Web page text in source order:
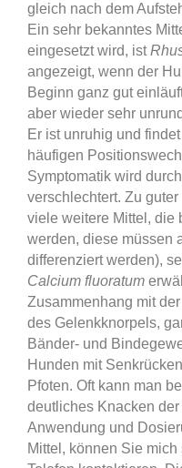
gleich nach dem
Ein sehr bekanntes
eingesetzt wird, ist
angezeigt, wenn der
Beginn ganz gut
aber wieder sehr
Er ist unruhig und
häufigen
Symptomatik wird
verschlechtert. Zu guter
viele weitere Mittel, die
werden, diese müssen
differenziert werden),
Calcium fluoratum
Zusammenhang mit
des Gelenkknorpels,
Bänder- und
Hunden mit
Pfoten. Oft kann man
deutliches Knacken
Anwendung und
Mittel, können Sie